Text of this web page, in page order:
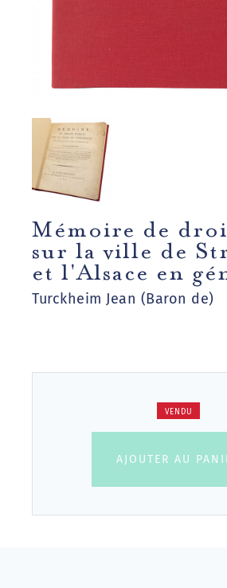
Mémoire de
sur la ville de
et l'Alsace en
Turckheim Jean (Baron de)
VENDU
AJOUTER AU